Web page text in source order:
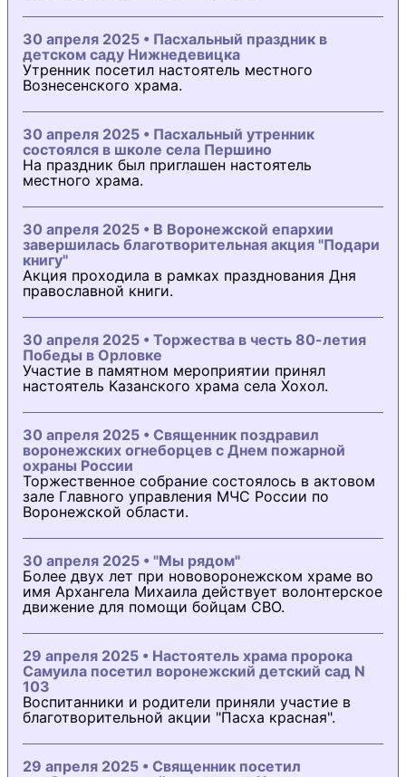
30 апреля 2025 • Пасхальный праздник в
детском саду Нижнедевицка
Утренник посетил настоятель местного
Вознесенского храма.
30 апреля 2025 • Пасхальный утренник
состоялся в школе села Першино
На праздник был приглашен настоятель
местного храма.
30 апреля 2025 • В Воронежской епархии
завершилась благотворительная акция "Подари
книгу"
Акция проходила в рамках празднования Дня
православной книги.
30 апреля 2025 • Торжества в честь 80-летия
Победы в Орловке
Участие в памятном мероприятии принял
настоятель Казанского храма села Хохол.
30 апреля 2025 • Священник поздравил
воронежских огнеборцев с Днем пожарной
охраны России
Торжественное собрание состоялось в актовом
зале Главного управления МЧС России по
Воронежской области.
30 апреля 2025 • "Мы рядом"
Более двух лет при нововоронежском храме во
имя Архангела Михаила действует волонтерское
движение для помощи бойцам СВО.
29 апреля 2025 • Настоятель храма пророка
Самуила посетил воронежский детский сад N
103
Воспитанники и родители приняли участие в
благотворительной акции "Пасха красная".
29 апреля 2025 • Священник посетил